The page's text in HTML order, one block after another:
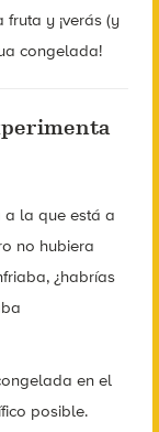
y ¡verás (y
congelada!
a la que está a
no hubiera
¿habrías
en el
posible.